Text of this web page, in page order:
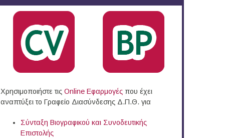
Χρησιμοποιήστε τις Online Eφαρμογές που έχει
αναπτύξει το Γραφείο Διασύνδεσης Δ.Π.Θ. για
Σύνταξη Βιογραφικού και Συνοδευτικής
Επιστολής